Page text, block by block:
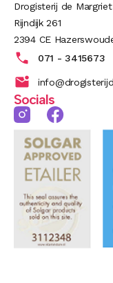
Drogisterij de Margriet
Rijndijk 261
2394 CE
071 - 3415673
Socials